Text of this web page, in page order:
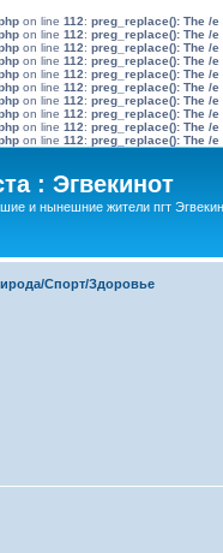
on line 112: preg_replace(): The /
on line 112: preg_replace(): The /
on line 112: preg_replace(): The /
on line 112: preg_replace(): The /
on line 112: preg_replace(): The /
on line 112: preg_replace(): The /
on line 112: preg_replace(): The /
on line 112: preg_replace(): The /
on line 112: preg_replace(): The /
on line 112: preg_replace(): The /
: Эгвекинот
и нынешние жители пгт
Спорт/Здоровье